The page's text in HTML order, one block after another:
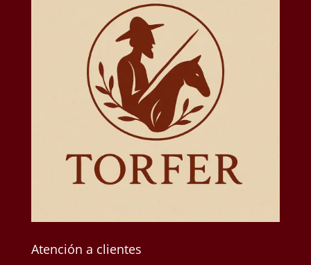
Atención a clientes